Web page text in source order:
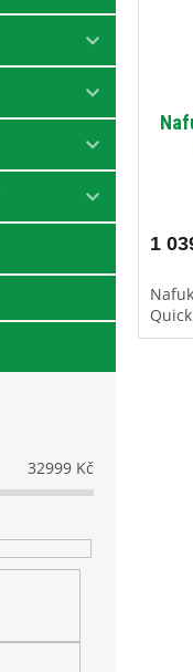
32999 Kč
1